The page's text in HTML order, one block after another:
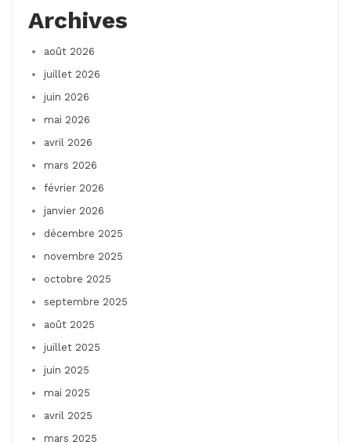
Archives
août 2026
juillet 2026
juin 2026
mai 2026
avril 2026
mars 2026
février 2026
janvier 2026
décembre 2025
novembre 2025
octobre 2025
septembre 2025
août 2025
juillet 2025
juin 2025
mai 2025
avril 2025
mars 2025